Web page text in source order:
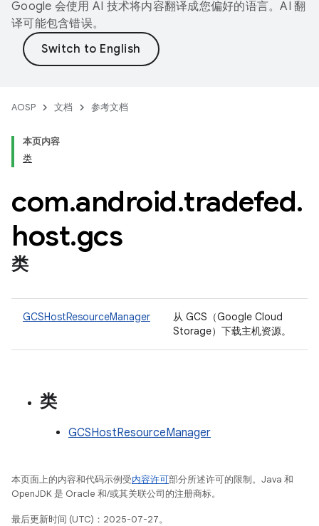
Google 会使用 AI 技术将内容翻译成您偏好的语言。AI 翻
译可能包含错误。
AOSP 文档 参考文档
本页内容
类
com.android.tradefed.
host.gcs
类
GCSHostResourceManager
从 GCS（Google Cloud
Storage）下载主机资源。
类
GCSHostResourceManager
本页面上的内容和代码示例受内容许可部分所述许可的限制。Java 和
OpenJDK 是 Oracle 和/或其关联公司的注册商标。
最后更新时间 (UTC)：2025-07-27。